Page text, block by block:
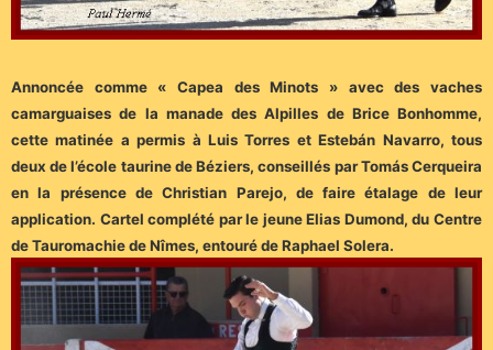
Annoncée comme « Capea des Minots » avec des vaches
camarguaises de la manade des Alpilles de Brice Bonhomme,
cette matinée a permis à Luis Torres et Estebán Navarro, tous
deux de l’école taurine de Béziers, conseillés par Tomás Cerqueira
en la présence de Christian Parejo, de faire étalage de leur
application. Cartel complété par le jeune Elias Dumond, du Centre
de Tauromachie de Nîmes, entouré de Raphael Solera.